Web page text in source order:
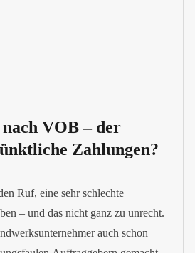
VOB – der
Zahlungen?
Ruf, eine sehr schlechte
– und das nicht ganz zu unrecht.
auch schon